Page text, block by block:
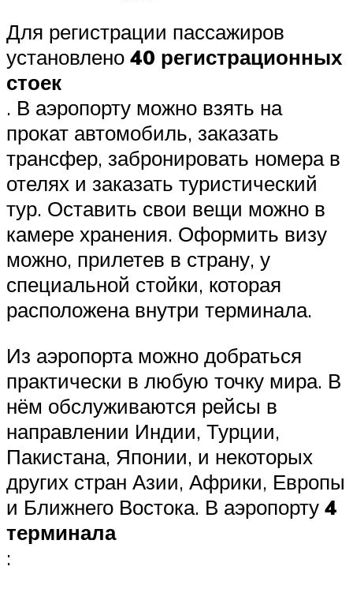
Для регистрации пассажиров
установлено 40 регистрационных
стоек
. В аэропорту можно взять на
прокат автомобиль, заказать
трансфер, забронировать номера в
отелях и заказать туристический
тур. Оставить свои вещи можно в
камере хранения. Оформить визу
можно, прилетев в страну, у
специальной стойки, которая
расположена внутри терминала.
Из аэропорта можно добраться
практически в любую точку мира. В
нём обслуживаются рейсы в
направлении Индии, Турции,
Пакистана, Японии, и некоторых
других стран Азии, Африки, Европы
и Ближнего Востока. В аэропорту 4
терминала
: